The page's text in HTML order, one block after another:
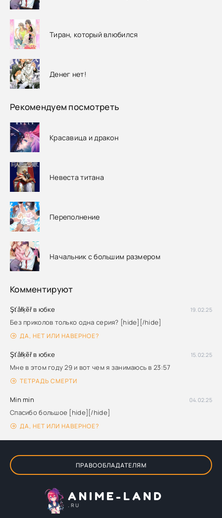
Тиран, который влюбился
Денег нет!
Рекомендуем посмотреть
Красавица и дракон
Невеста титана
Переполнение
Начальник с большим размером
Комментируют
Şťåłķẽř в юбке 19.02.25
Без приколов только одна серия? [hide][/hide]
ДА, НЕТ ИЛИ НАВЕРНОЕ?
Şťåłķẽř в юбке 15.02.25
Мне в этом году 29 и вот чем я занимаюсь в 23:57
ТЕТРАДЬ СМЕРТИ
Min min 04.02.25
Спасибо большое [hide][/hide]
ДА, НЕТ ИЛИ НАВЕРНОЕ?
ПРАВООБЛАДАТЕЛЯМ
ANIME-LAND
.RU